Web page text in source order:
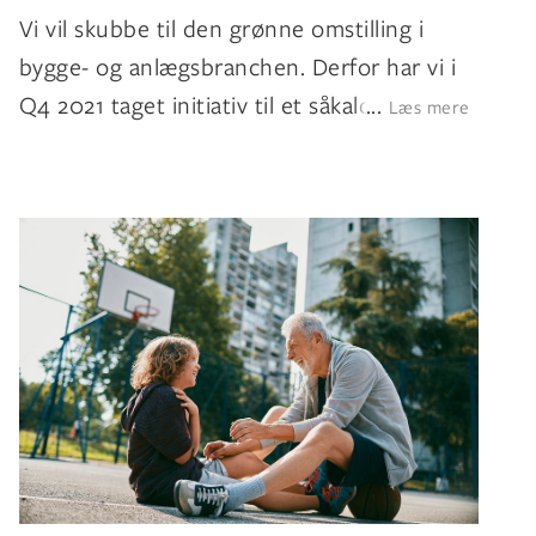
Vi vil skubbe til den grønne omstilling i
bygge- og anlægsbranchen. Derfor har vi i
Q4 2021 taget initiativ til et såkald... Læs mere